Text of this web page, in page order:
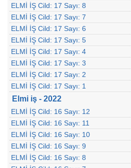
ELMİ İŞ Cild: 17 Sayı: 8
ELMİ İŞ Cild: 17 Sayı: 7
ELMİ İŞ Cild: 17 Sayı: 6
ELMİ İŞ Cild: 17 Sayı: 5
ELMİ İŞ Cild: 17 Sayı: 4
ELMİ İŞ Cild: 17 Sayı: 3
ELMİ İŞ Cild: 17 Sayı: 2
ELMİ İŞ Cild: 17 Sayı: 1
Elmi iş - 2022
ELMİ İŞ Cild: 16 Sayı: 12
ELMİ İŞ Cild: 16 Sayı: 11
ELMİ İŞ Cild: 16 Sayı: 10
ELMİ İŞ Cild: 16 Sayı: 9
ELMİ İŞ Cild: 16 Sayı: 8